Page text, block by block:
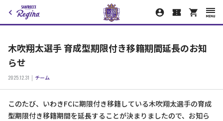
木吹翔太選手 育成型期限付き移籍期間延長のお知
らせ
2025.12.31 チーム
このたび、いわきFCに期限付き移籍している木吹翔太選手の育成
型期限付き移籍期間を延長することが決まりましたので、お知ら